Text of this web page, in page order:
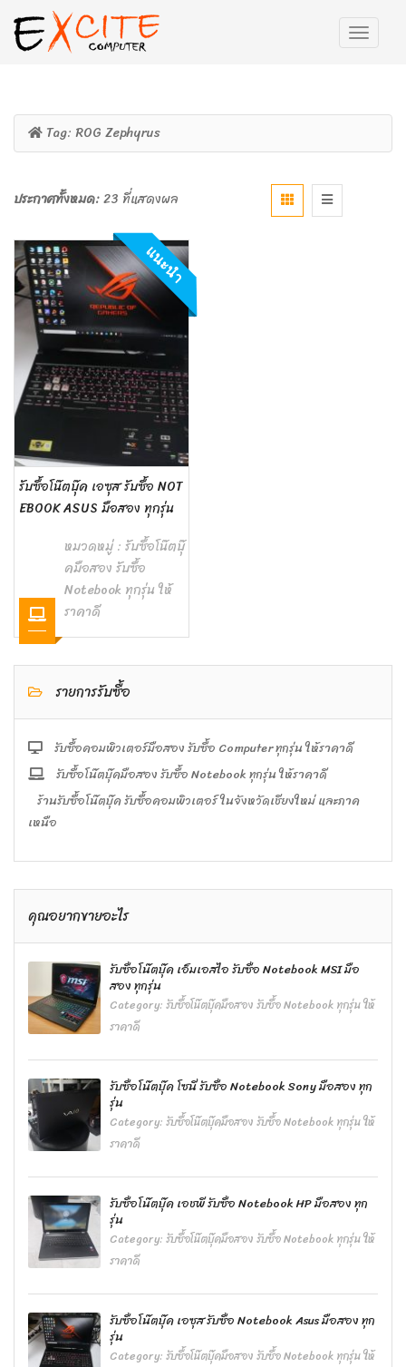
Tag: ROG Zephyrus
ประกาศทั้งหมด:23 ที่แสดงผล
แนะนำ
รับซื้อโน๊ตบุ๊ค เอซุส รับซื้อ NOT
EBOOK ASUS มือสอง ทุกรุ่น
หมวดหมู่ : รับซื้อโน๊ตบุ๊
คมือสอง รับซื้อ
Notebook ทุกรุ่น ให้
ราคาดี
รายการรับซื้อ
รับซื้อคอมพิวเตอร์มือสอง รับซื้อ Computer ทุกรุ่น ให้ราคาดี
รับซื้อโน๊ตบุ๊คมือสอง รับซื้อ Notebook ทุกรุ่น ให้ราคาดี
ร้านรับซื้อโน๊ตบุ๊ค รับซื้อคอมพิวเตอร์ ในจังหวัดเชียงใหม่ และภาค
เหนือ
คุณอยากขายอะไร
รับซื้อโน๊ตบุ๊ค เอ็มเอสไอ รับซื้อ Notebook MSI มือ
สอง ทุกรุ่น
Category:รับซื้อโน๊ตบุ๊คมือสอง รับซื้อ Notebook ทุกรุ่น ให้
ราคาดี
รับซื้อโน๊ตบุ๊ค โซนี่ รับซื้อ Notebook Sony มือสอง ทุก
รุ่น
Category:รับซื้อโน๊ตบุ๊คมือสอง รับซื้อ Notebook ทุกรุ่น ให้
ราคาดี
รับซื้อโน๊ตบุ๊ค เอชพี รับซื้อ Notebook HP มือสอง ทุก
รุ่น
Category:รับซื้อโน๊ตบุ๊คมือสอง รับซื้อ Notebook ทุกรุ่น ให้
ราคาดี
รับซื้อโน๊ตบุ๊ค เอซุส รับซื้อ Notebook Asus มือสอง ทุก
รุ่น
Category:รับซื้อโน๊ตบุ๊คมือสอง รับซื้อ Notebook ทุกรุ่น ให้